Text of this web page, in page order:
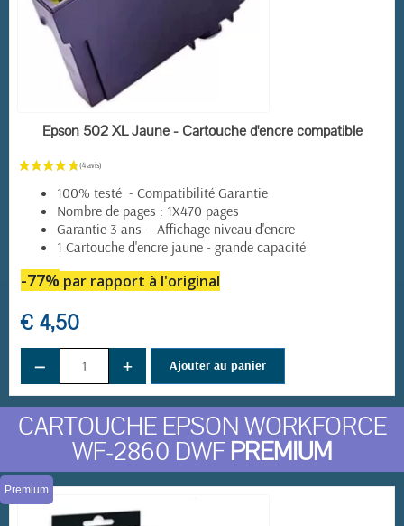
EN STOCK
Epson 502 XL Jaune - Cartouche d'encre compatible
100% testé - Compatibilité Garantie
Nombre de pages : 1X470 pages
Garantie 3 ans - Affichage niveau d'encre
1 Cartouche d'encre jaune - grande capacité
-77% par rapport à l'original
€ 4,50
− + Ajouter au panier
CARTOUCHE EPSON WORKFORCE
WF-2860 DWFPREMIUM
Premium